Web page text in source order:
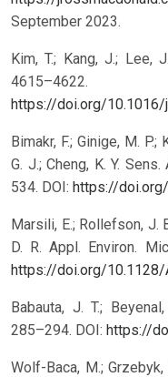
September 2023.
Kim, T.; Kang, J.; Lee,
https://doi.org/10.1016/
Bimakr, F.; Ginige, M. P.;
G. J.; Cheng, K. Y.
534. DOI: https://
Marsili, E.; Rollefson, J.
D. R. Appl. Environ.
https://doi.org/10.1128/
Babauta, J. T.;
285–294. DOI: https://
Wolf-Baca, M.;